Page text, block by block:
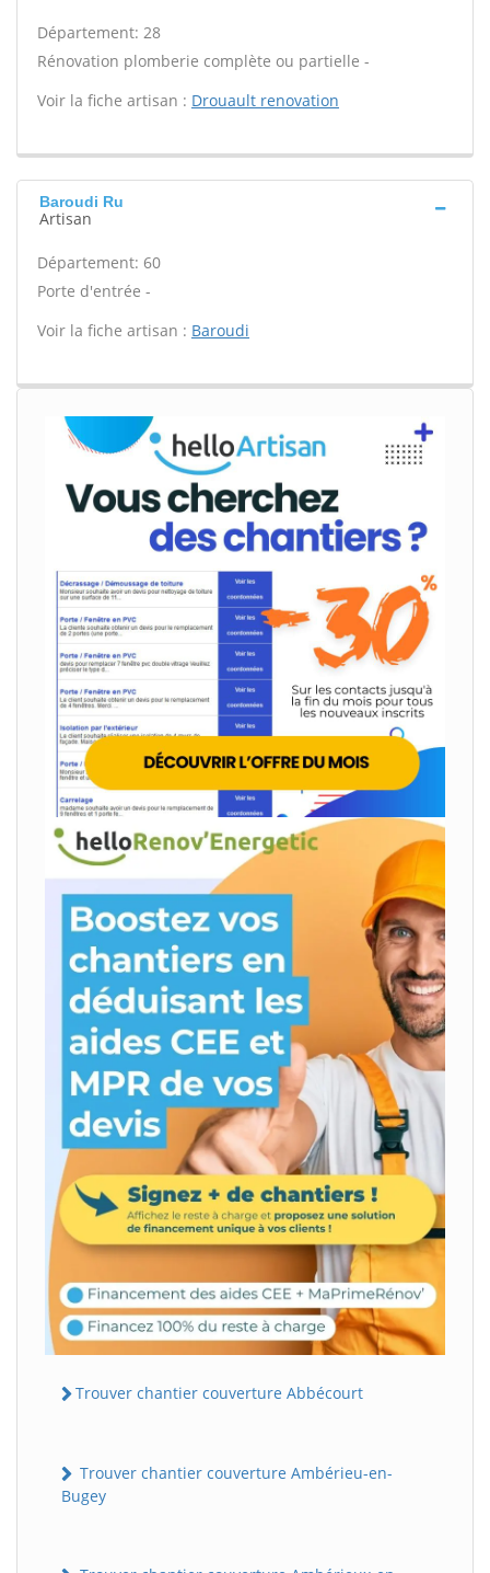
Département: 28
Rénovation plomberie complète ou partielle -
Voir la fiche artisan : Drouault renovation
Baroudi Ru
Artisan
Département: 60
Porte d'entrée -
Voir la fiche artisan : Baroudi
Trouver chantier couverture Abbécourt
Trouver chantier couverture Ambérieu-en-
Bugey